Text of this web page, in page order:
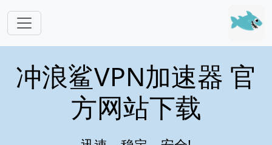
冲浪鲨VPN加速器 官
方网站下载